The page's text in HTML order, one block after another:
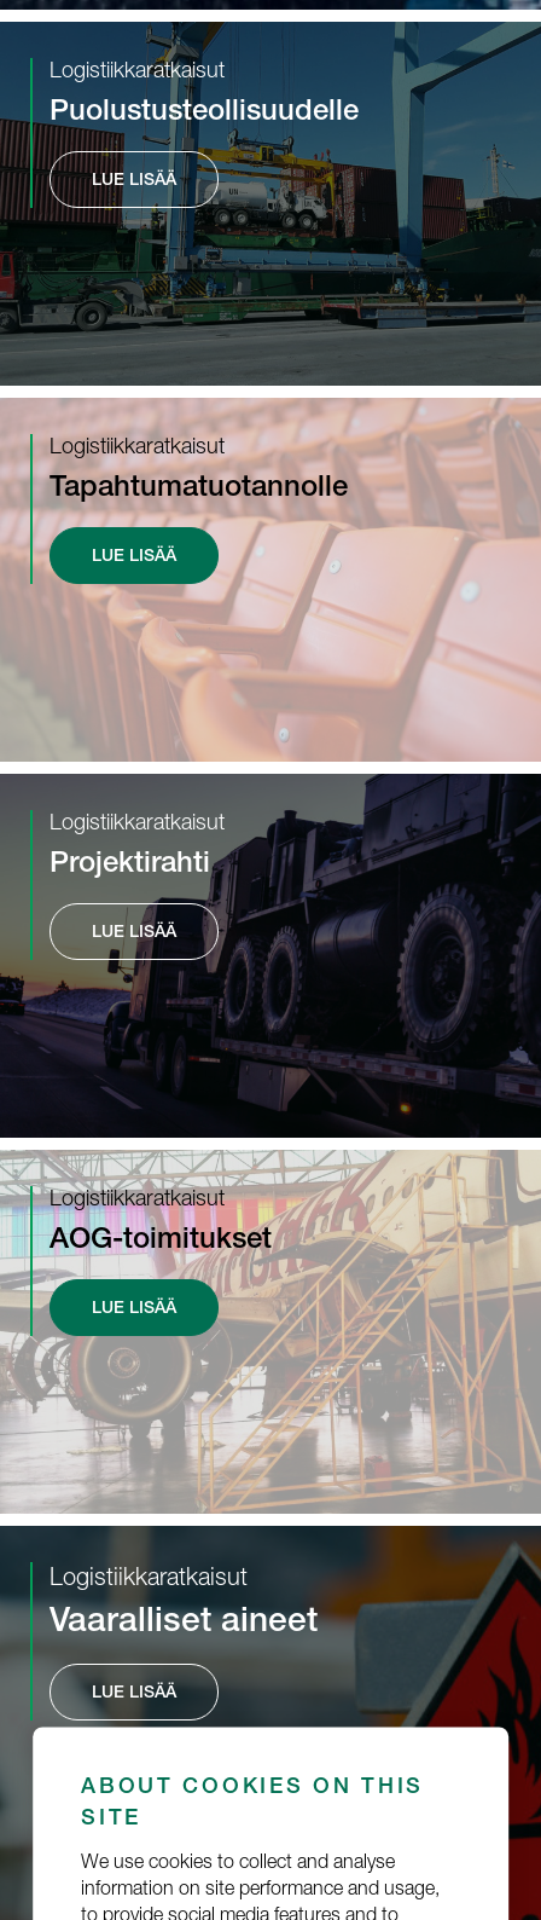
Logistiikkaratkaisut
Puolustusteollisuudelle
LUE LISÄÄ
Logistiikkaratkaisut
Tapahtumatuotannolle
LUE LISÄÄ
Logistiikkaratkaisut
Projektirahti
LUE LISÄÄ
Logistiikkaratkaisut
AOG-toimitukset
LUE LISÄÄ
Logistiikkaratkaisut
Vaaralliset aineet
LUE LISÄÄ
ABOUT COOKIES ON THIS
SITE
We use cookies to collect and analyse
information on site performance and usage,
to provide social media features and to